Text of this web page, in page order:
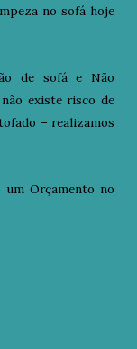
no sofá hoje
de sofá e Não
existe risco de
– realizamos
um Orçamento no